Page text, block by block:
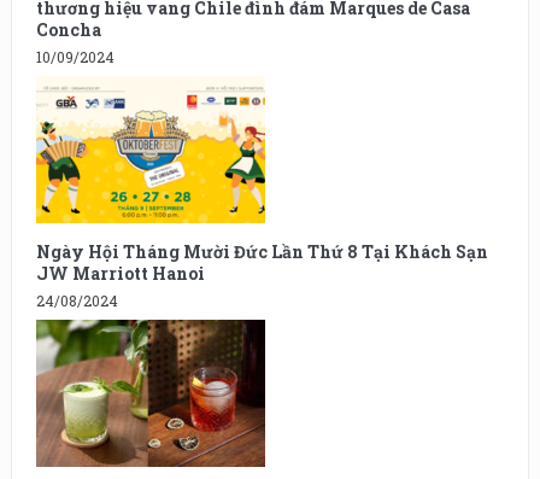
thương hiệu vang Chile đình đám Marques de Casa
Concha
10/09/2024
Ngày Hội Tháng Mười Đức Lần Thứ 8 Tại Khách Sạn
JW Marriott Hanoi
24/08/2024